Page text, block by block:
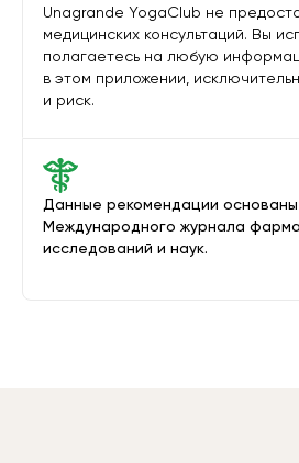
Данные рекомендации
Международного журнала
исследований и наук.
Unagrande YogaClub не
медицинских консультаций. Вы
полагаетесь на любую
в этом приложении,
и риск.